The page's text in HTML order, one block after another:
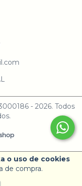
o uso de cookies
de compra.
- 2026. Todos